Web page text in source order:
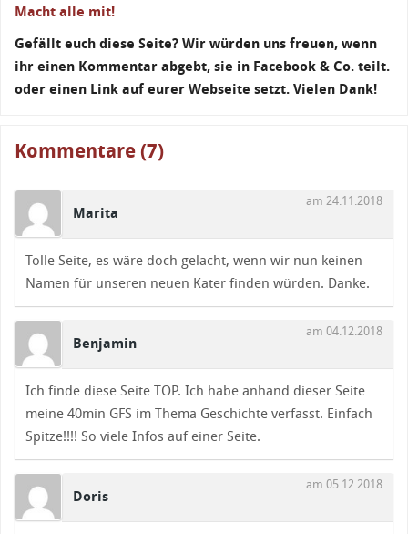
Macht alle mit!
Gefällt euch diese Seite? Wir würden uns freuen, wenn
ihr einen Kommentar abgebt, sie in Facebook & Co. teilt.
oder einen Link auf eurer Webseite setzt. Vielen Dank!
Kommentare (7)
Marita
am 24.11.2018
Tolle Seite, es wäre doch gelacht, wenn wir nun keinen
Namen für unseren neuen Kater finden würden. Danke.
Benjamin
am 04.12.2018
Ich finde diese Seite TOP. Ich habe anhand dieser Seite
meine 40min GFS im Thema Geschichte verfasst. Einfach
Spitze!!!! So viele Infos auf einer Seite.
Doris
am 05.12.2018